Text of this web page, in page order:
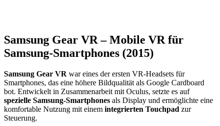
Samsung Gear VR – Mobile VR für
Samsung-Smartphones (2015)
Samsung Gear VR war eines der ersten VR-Headsets für
Smartphones, das eine höhere Bildqualität als Google Cardboard
bot. Entwickelt in Zusammenarbeit mit Oculus, setzte es auf
spezielle Samsung-Smartphones als Display und ermöglichte eine
komfortable Nutzung mit einem integrierten Touchpad zur
Steuerung.